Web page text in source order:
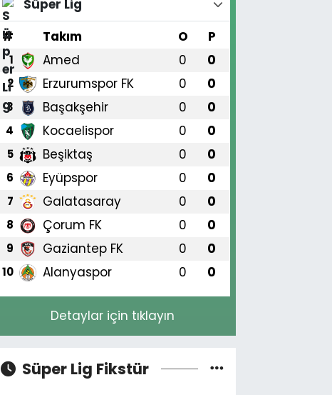
Süper Lig
#
Takım O P
1 Amed 0 0
2 Erzurumspor FK 0 0
3 Başakşehir 0 0
4 Kocaelispor 0 0
5 Beşiktaş 0 0
6 Eyüpspor 0 0
7 Galatasaray 0 0
8 Çorum FK 0 0
9 Gaziantep FK 0 0
10 Alanyaspor 0 0
Detaylar için tıklayın
Süper Lig Fikstür